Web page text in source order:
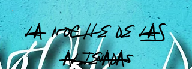
LA N OC H E dE LA S
ALIEnAdAs